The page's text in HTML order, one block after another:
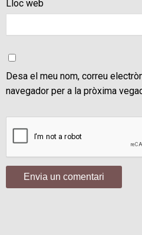
Lloc web
Desa el meu nom, correu
navegador per a la pròxima